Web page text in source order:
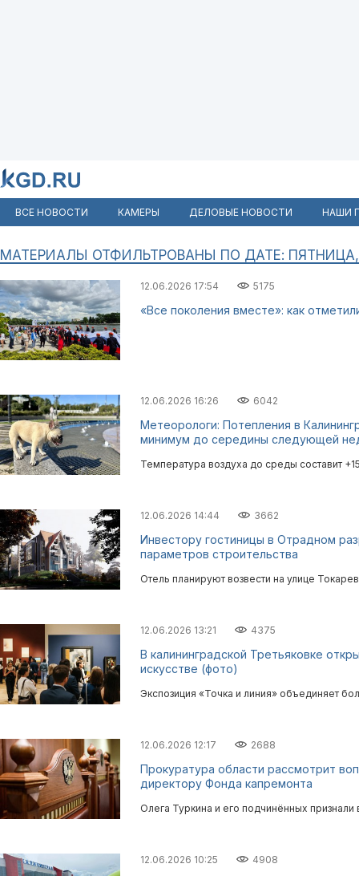
ВСЕ НОВОСТИ КАМЕРЫ ДЕЛОВЫЕ НОВОСТИ НАШИ
МАТЕРИАЛЫ ОТФИЛЬТРОВАНЫ ПО ДАТЕ:
12.06.2026 17:54 5175
«Все поколения вместе»: как
12.06.2026 16:26 6042
Метеорологи: Потепления в
минимум до середины следующей
Температура воздуха до среды составит
12.06.2026 14:44 3662
Инвестору гостиницы в Отрадном
параметров строительства
Отель планируют возвести на улице
12.06.2026 13:21 4375
В калининградской Третьяковке
искусстве (фото)
Экспозиция «Точка и линия» объединяет
12.06.2026 12:17 2688
Прокуратура области рассмотрит
директору Фонда капремонта
Олега Туркина и его подчинённых признали
12.06.2026 10:25 4908